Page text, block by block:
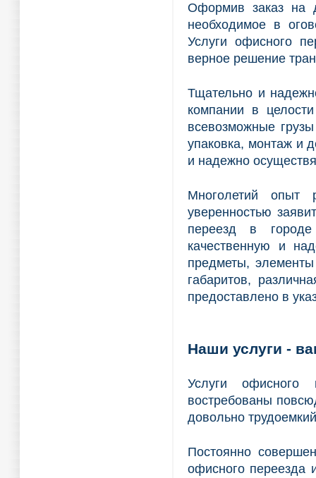
Оформив заказ на
необходимое в
Услуги офисного
верное решение
Тщательно и
компании в
всевозможные
упаковка, монтаж и
и надежно
Многолетий
уверенностью
переезд в
качественную и
предметы,
габаритов,
предоставлено в
Наши услуги -
Услуги
востребованы
довольно
Постоянно
офисного переезда